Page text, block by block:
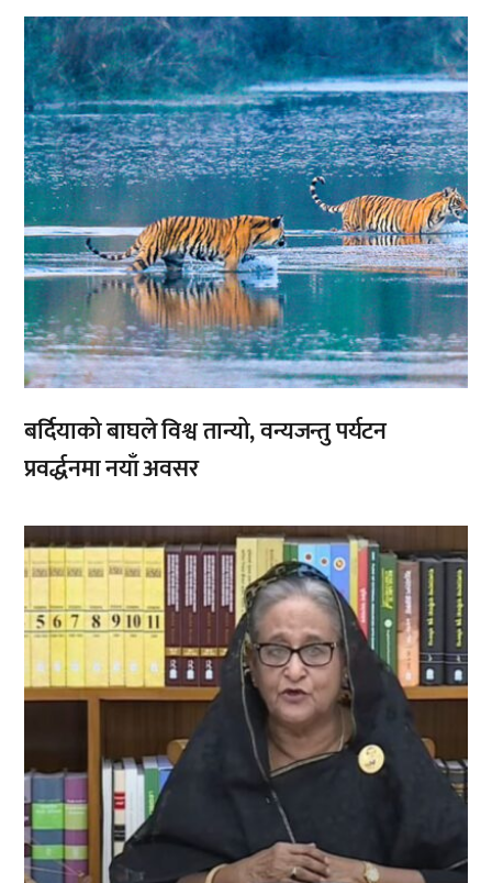
,
बर्दियाको बाघले विश्व तान्यो, वन्यजन्तु पर्यटन
प्रवर्द्धनमा नयाँ अवसर
,,